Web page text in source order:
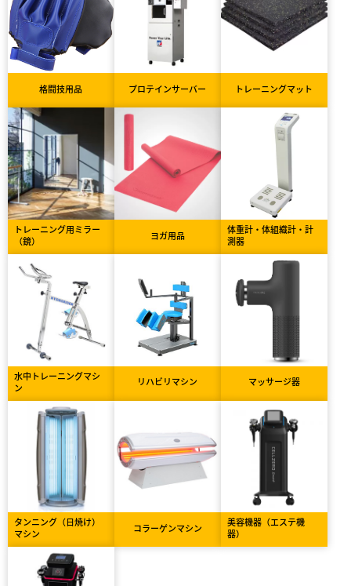
格闘技用品 プロテインサーバー トレーニングマット
トレーニング用ミラー
（鏡）
ヨガ用品
体重計・体組織計・計
測器
水中トレーニングマシ
ン
リハビリマシン マッサージ器
タンニング（日焼け）
マシン
コラーゲンマシン
美容機器（エステ機
器）